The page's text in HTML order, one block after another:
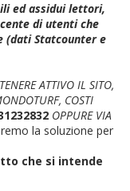
ed assidui lettori,
di utenti che
(dati Statcounter e
ATTIVO IL SITO,
COSTI
OPPURE VIA
la soluzione per
che si intende